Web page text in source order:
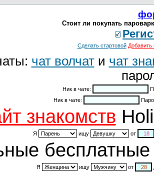
Стоит ли покупать
Сделать стартовой Добавить
чат волчати чат
Ник в чате:
Ник в чате:
знакомств
Я ищу от
бесплатные
Я ищу от